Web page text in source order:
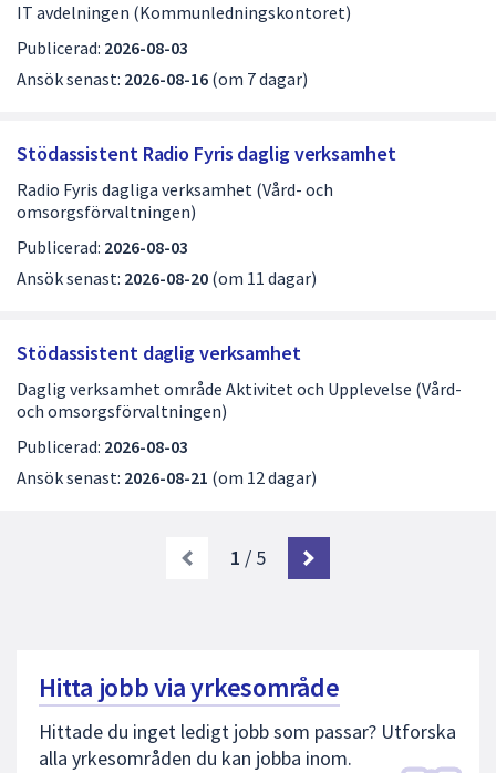
IT avdelningen (Kommunledningskontoret)
Publicerad: 2026-08-03
Ansök senast: 2026-08-16 (om 7 dagar)
Stödassistent Radio Fyris daglig verksamhet
Radio Fyris dagliga verksamhet (Vård- och
omsorgsförvaltningen)
Publicerad: 2026-08-03
Ansök senast: 2026-08-20 (om 11 dagar)
Stödassistent daglig verksamhet
Daglig verksamhet område Aktivitet och Upplevelse (Vård-
och omsorgsförvaltningen)
Publicerad: 2026-08-03
Ansök senast: 2026-08-21 (om 12 dagar)
1 / 5
Hitta jobb via yrkesområde
Hittade du inget ledigt jobb som passar? Utforska
alla yrkesområden du kan jobba inom.